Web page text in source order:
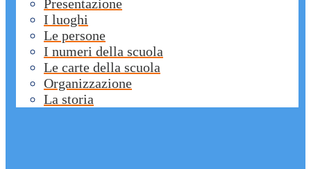
Presentazione
I luoghi
Le persone
I numeri della scuola
Le carte della scuola
Organizzazione
La storia